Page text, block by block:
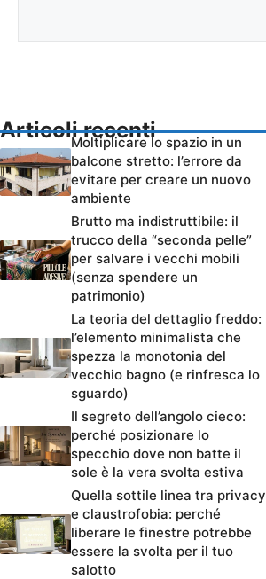
Articoli recenti
Moltiplicare lo spazio in un
balcone stretto: l’errore da
evitare per creare un nuovo
ambiente
Brutto ma indistruttibile: il
trucco della “seconda pelle”
per salvare i vecchi mobili
(senza spendere un
patrimonio)
La teoria del dettaglio freddo:
l’elemento minimalista che
spezza la monotonia del
vecchio bagno (e rinfresca lo
sguardo)
Il segreto dell’angolo cieco:
perché posizionare lo
specchio dove non batte il
sole è la vera svolta estiva
Quella sottile linea tra privacy
e claustrofobia: perché
liberare le finestre potrebbe
essere la svolta per il tuo
salotto